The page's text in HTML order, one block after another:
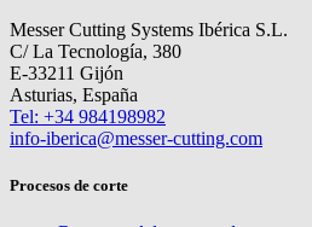
Messer Cutting Systems Ibérica S.L.
C/ La Tecnología, 380
E-33211 Gijón
Asturias, España
Tel: +34 984198982
info-iberica@messer-cutting.com
Procesos de corte